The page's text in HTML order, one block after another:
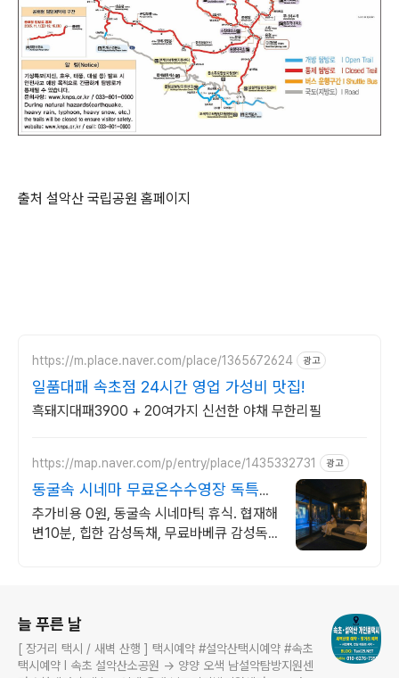
출처 설악산 국립공원 홈페이지
https://m.place.naver.com/place/1365672624 광고
일품대패 속초점 24시간 영업 가성비 맛집!
흑돼지대패3900 + 20여가지 신선한 야채 무한리필
https://map.naver.com/p/entry/place/1435332731 광고
동굴속 시네마 무료온수수영장 독특하
고 아늑한 나만의아지트
추가비용 0원, 동굴속 시네마틱 휴식. 협재해
변10분, 힙한 감성독채, 무료바베큐 감성독
늘 푸른 날
[ 장거리 택시 / 새벽 산행 ] 택시예약 #설악산택시예약 #속초
택시예약 I 속초 설악산소공원 → 양양 오색 남설악탐방지원센